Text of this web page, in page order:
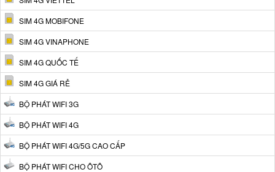
SIM 4G MOBIFONE
SIM 4G VINAPHONE
SIM 4G QUỐC TẾ
SIM 4G GIÁ RẺ
BỘ PHÁT WIFI 3G
BỘ PHÁT WIFI 4G
BỘ PHÁT WIFI 4G/5G CAO CẤP
BỘ PHÁT WIFI CHO ÔTÔ